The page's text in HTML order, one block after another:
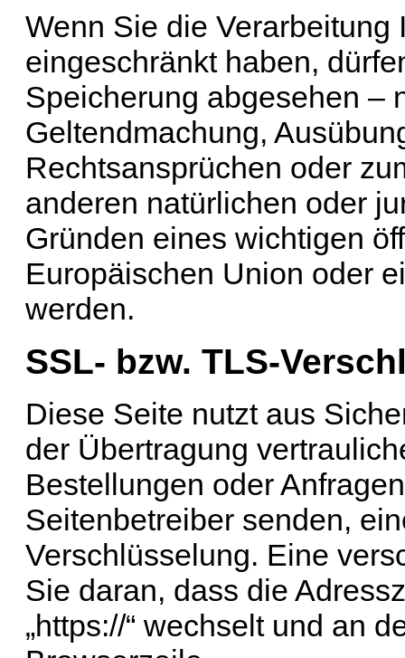
Wenn Sie die
eingeschränkt haben,
Speicherung abgesehen –
Geltendmachung,
Rechtsansprüchen oder
anderen natürlichen oder
Gründen eines wichtigen
Europäischen Union oder
werden.
SSL- bzw. TLS-
Diese Seite nutzt aus
der Übertragung
Bestellungen oder
Seitenbetreiber senden,
Verschlüsselung. Eine
Sie daran, dass die
„https://“ wechselt und an